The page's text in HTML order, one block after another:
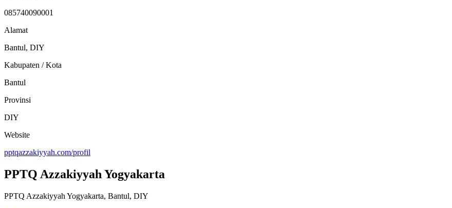
085740090001
Alamat
Bantul, DIY
Kabupaten / Kota
Bantul
Provinsi
DIY
Website
pptqazzakiyyah.com/profil
PPTQ Azzakiyyah Yogyakarta
PPTQ Azzakiyyah Yogyakarta, Bantul, DIY